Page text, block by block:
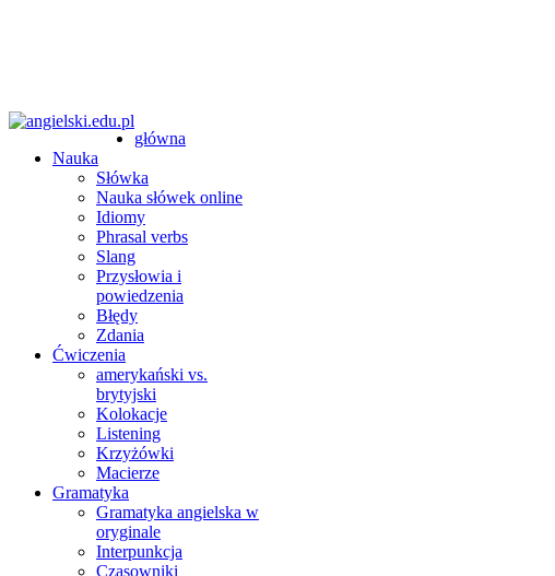
główna
Nauka
Słówka
Nauka słówek online
Idiomy
Phrasal verbs
Slang
Przysłowia i
powiedzenia
Błędy
Zdania
Ćwiczenia
amerykański vs.
brytyjski
Kolokacje
Listening
Krzyżówki
Macierze
Gramatyka
Gramatyka angielska w
oryginale
Interpunkcja
Czasowniki